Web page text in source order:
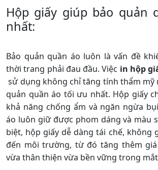
Hộp giấy giúp bảo quản
nhất:
Bảo quản quần áo luôn là vấn đề
thời trang phải đau đầu. Việc in hộp
sử dụng không chỉ tăng tính thẩm mỹ
quản quần áo tối ưu nhất. Hộp giấy
khả năng chống ẩm và ngăn ngừa
áo luôn giữ được phom dáng và màu
biệt, hộp giấy dễ dàng tái chế, không
đến môi trường, từ đó tăng thêm
vừa thân thiện vừa bền vững trong